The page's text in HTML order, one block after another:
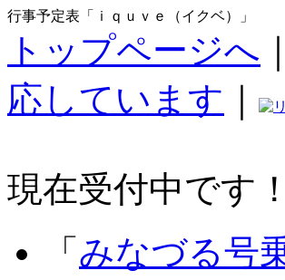
行事予定表「ｉｑｕｖｅ（イクベ）」
トップページへ
応しています
現在受付中です！
「 みなづる号